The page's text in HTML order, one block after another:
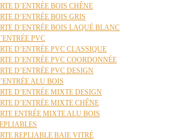
D’ENTRÉE BOIS CHÊNE
D’ENTRÉE BOIS GRIS
D’ENTRÉE BOIS LAQUÉ BLANC
PVC
D’ENTRÉE PVC CLASSIQUE
D’ENTRÉE PVC COORDONNÉE
D’ENTRÉE PVC DESIGN
ALU BOIS
D’ENTRÉE MIXTE DESIGN
D’ENTRÉE MIXTE CHÊNE
ENTRÉE MIXTE ALU BOIS
REPLIABLE BAIE VITRÉ